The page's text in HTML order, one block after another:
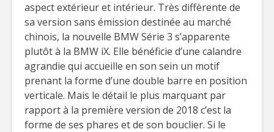
aspect extérieur et intérieur. Très diffèrente de
sa version sans émission destinée au marché
chinois, la nouvelle BMW Série 3 s’apparente
plutôt à la BMW iX. Elle bénéficie d’une calandre
agrandie qui accueille en son sein un motif
prenant la forme d’une double barre en position
verticale. Mais le détail le plus marquant par
rapport à la première version de 2018 c’est la
forme de ses phares et de son bouclier. Si le